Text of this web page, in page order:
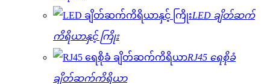
LED ချိတ်ဆက်
ကိရိယာနှင့် ကြိုး
RJ45 ရေစိုခံ
ချိတ်ဆက်ကိရိယာ